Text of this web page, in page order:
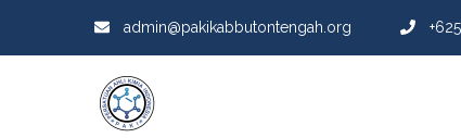
admin@pakikabbutontengah.org